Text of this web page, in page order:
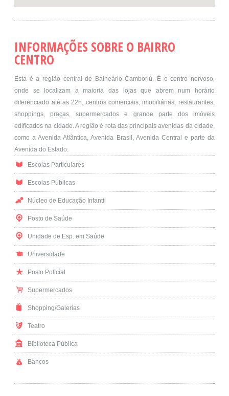
INFORMAÇÕES SOBRE O BAIRRO
CENTRO
Esta é a região central de Balneário Camboriú. É o centro nervoso,
onde se localizam a maioria das lojas que abrem num horário
diferenciado até as 22h, centros comerciais, imobiliárias, restaurantes,
shoppings, praças, supermercados e grande parte dos imóveis
edificados na cidade. A região é rota das principais avenidas da cidade,
como a Avenida Atlântica, Avenida Brasil, Avenida Central e parte da
Avenida do Estado.
Escolas Particulares
Escolas Públicas
Núcleo de Educação Infantil
Posto de Saúde
Unidade de Esp. em Saúde
Universidade
Posto Policial
Supermercados
Shopping/Galerias
Teatro
Biblioteca Pública
Bancos